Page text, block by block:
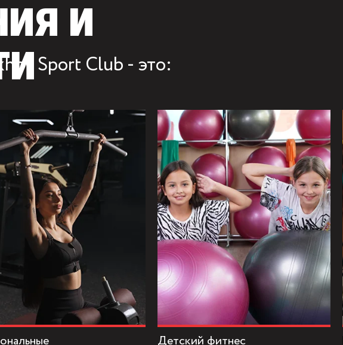
И
Sport Club - это:
Детский фитнес